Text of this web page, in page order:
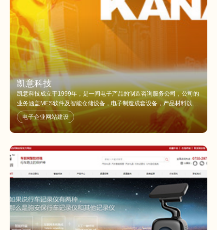
凯意科技
凯意科技成立于1999年，是一间电子产品的制造咨询服务公司，公司的
业务涵盖MES软件及智能仓储设备，电子制造成套设备，产品材料以及
硬件设计，产业范围从半导体封装制造延伸到后端的组装以及基于可制
造性设计的硬件设计服务。我们着眼于提高电子公司产品的竞争力，
OEM（原始设备制造商），EMS（电子制造服务商）是公司的主要客
助客户提高综合竞争力以在激励竞争的市场中保持。
电子企业网站建设